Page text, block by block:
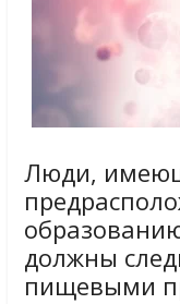
Люди,
должны
пищевыми